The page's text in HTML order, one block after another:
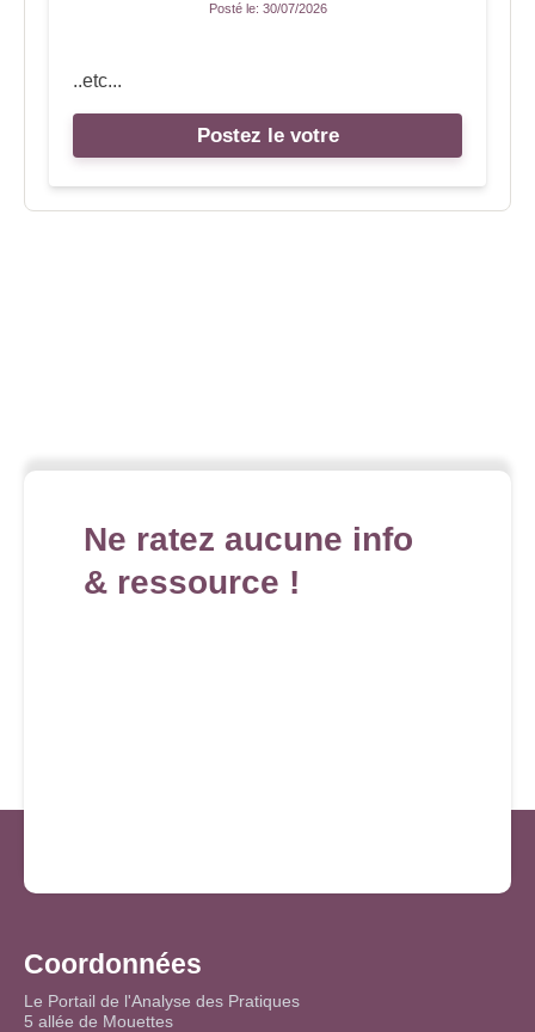
Posté le: 30/07/2026
..etc...
Postez le votre
Ne ratez aucune info
& ressource !
Coordonnées
Le Portail de l'Analyse des Pratiques
5 allée de Mouettes